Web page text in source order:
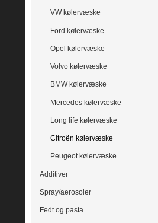
VW kølervæske
Ford kølervæske
Opel kølervæske
Volvo kølervæske
BMW kølervæske
Mercedes kølervæske
Long life kølervæske
Citroën kølervæske
Peugeot kølervæske
Additiver
Spray/aerosoler
Fedt og pasta